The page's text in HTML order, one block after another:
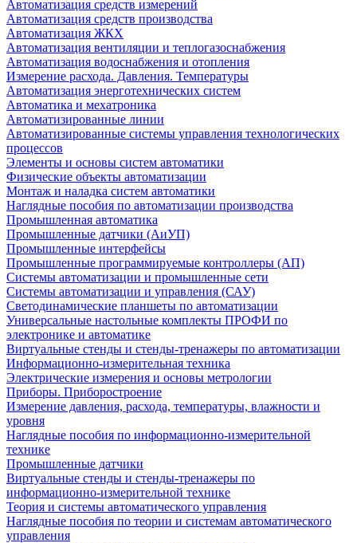
Автоматизация средств измерений
Автоматизация средств производства
Автоматизация ЖКХ
Автоматизация вентиляции и теплогазоснабжения
Автоматизация водоснабжения и отопления
Измерение расхода. Давления. Температуры
Автоматизация энерготехнических систем
Автоматика и мехатроника
Автоматизированные линии
Автоматизированные системы управления технологических
процессов
Элементы и основы систем автоматики
Физические объекты автоматизации
Монтаж и наладка систем автоматики
Наглядные пособия по автоматизации производства
Промышленная автоматика
Промышленные датчики (АиУП)
Промышленные интерфейсы
Промышленные программируемые контроллеры (АП)
Системы автоматизации и промышленные сети
Системы автоматизации и управления (САУ)
Светодинамические планшеты по автоматизации
Универсальные настольные комплекты ПРОФИ по
электронике и автоматике
Виртуальные стенды и стенды-тренажеры по автоматизации
Информационно-измерительная техника
Электрические измерения и основы метрологии
Приборы. Приборостроение
Измерение давления, расхода, температуры, влажности и
уровня
Наглядные пособия по информационно-измерительной
технике
Промышленные датчики
Виртуальные стенды и стенды-тренажеры по
информационно-измерительной технике
Теория и системы автоматического управления
Наглядные пособия по теории и системам автоматического
управления